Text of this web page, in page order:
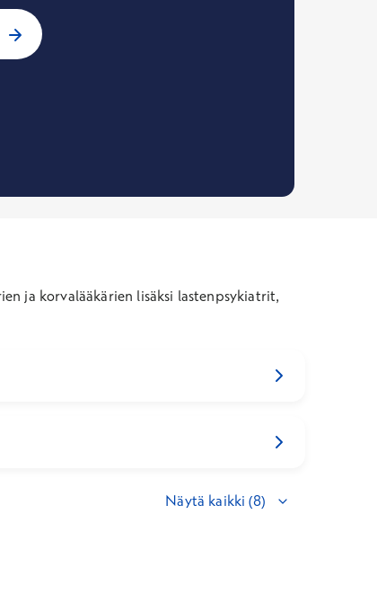
ja korvalääkärien lisäksi lastenpsykiatrit,
Näytä kaikki (8)